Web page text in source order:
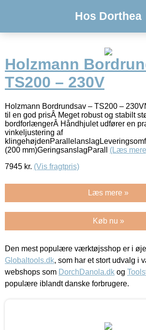
Hos Dorthea
Holzmann
TS200 – 230V
Holzmann Bordrundsav – TS200 –
til en god prisÂ Meget robust og stabilt
bordforlængerÂ Håndhjulet udfører en
vinkeljustering af
(200 mm)GeringsanslagParall (Læs
7945 kr. (Vis fragtpris)
Læs mere »
Køb nu »
Den mest populære værktøjsshop er i
Globaltools.dk, som har et stort udvalg i
webshops som DorchDanola.dk og
populære iblandt danske forbrugere.